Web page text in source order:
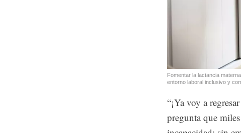
Fomentar la lactancia
entorno laboral inclusivo y
“¡Ya voy a
pregunta que